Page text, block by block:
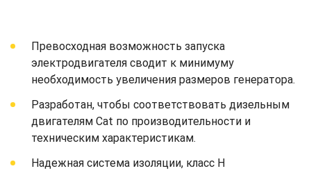
Превосходная возможность запуска
электродвигателя сводит к минимуму
необходимость увеличения размеров генератора.
Разработан, чтобы соответствовать дизельным
двигателям Cat по производительности и
техническим характеристикам.
Надежная система изоляции, класс H